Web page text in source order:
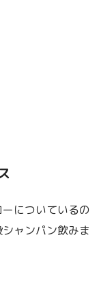
についているの
ャンパン飲みま